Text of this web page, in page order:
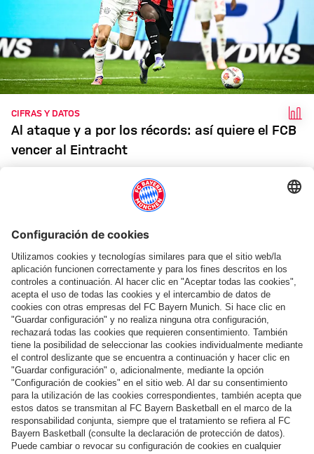
CIFRAS Y DATOS
Al ataque y a por los récords: así quiere el FCB
vencer al Eintracht
ANÁLISIS DEL RIVAL
Lastrado por las lesiones, ¡pero peligroso! Esto
es lo que le espera al FCB ante el Frankfurt